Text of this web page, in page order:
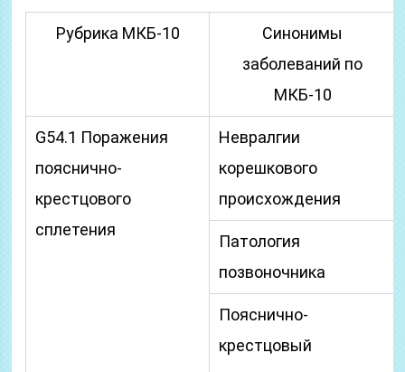
Рубрика МКБ-10
Синонимы
заболеваний по
МКБ-10
G54.1 Поражения
пояснично-
крестцового
сплетения
Невралгии
корешкового
происхождения
Патология
позвоночника
Пояснично-
крестцовый